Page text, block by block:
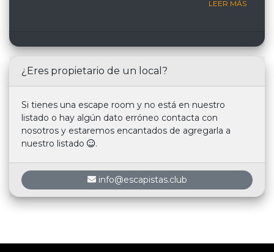
LEER MÁS
¿Eres propietario de un local?
Si tienes una escape room y no está en nuestro
listado o hay algún dato erróneo contacta con
nosotros y estaremos encantados de agregarla a
nuestro listado
.
info@escapistas.club